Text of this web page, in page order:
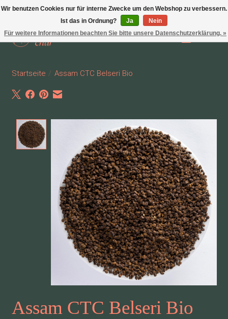
Wunschzettel
Ihr
Startseite / Assam CTC Belseri Bio
Product image slideshow Items
Assam CTC Belseri Bio
Wir benutzen Cookies nur für interne Zwecke um den Webshop zu verbessern.
Ist das in Ordnung?
Ja
Nein
Für weitere Informationen beachten Sie bitte unsere Datenschutzerklärung. »